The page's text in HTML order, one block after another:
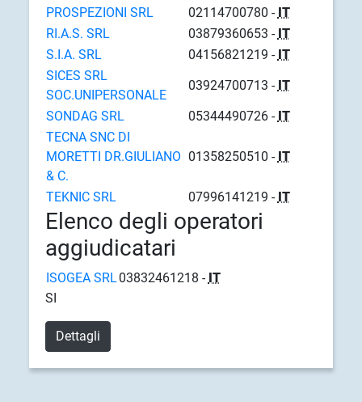
PROSPEZIONI SRL 02114700780 - IT
RI.A.S. SRL
03879360653 - IT
S.I.A. SRL
04156821219 - IT
SICES SRL
SOC.UNIPERSONALE
03924700713 - IT
SONDAG SRL
05344490726 - IT
TECNA SNC DI
MORETTI DR.GIULIANO
& C.
01358250510 - IT
TEKNIC SRL 07996141219 - IT
Elenco degli operatori
aggiudicatari
ISOGEA SRL03832461218 - IT
SI
Dettagli